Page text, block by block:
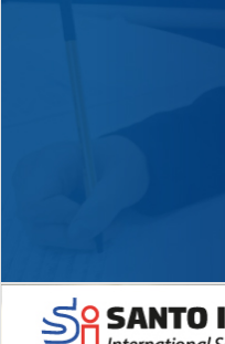
Novidades 2026 High School